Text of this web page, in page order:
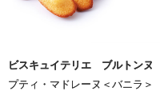
ビスキュイテリエ ブルトンヌ
プティ・マドレーヌ＜バニラ＞